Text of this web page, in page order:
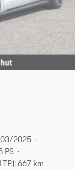
03/2025
PS
667 km